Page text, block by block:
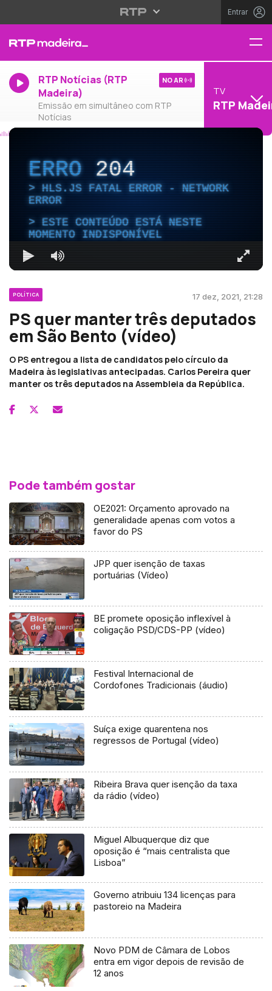
Entrar
RTP Notícias (RTP
Madeira)
Emissão em simultâneo com RTP
Notícias
NO AR
TV
RTP
ERRO204
HLS.JS FATAL ERROR - NETWORK
ERROR
ESTE CONTEÚDO ESTÁ NESTE
MOMENTO INDISPONÍVEL
POLÍTICA 17 dez, 2021, 21:28
PS quer manter três deputados
em São Bento (vídeo)
O PS entregou a lista de candidatos pelo círculo da
Madeira às legislativas antecipadas. Carlos Pereira quer
manter os três deputados na Assembleia da República.
Pode também gostar
OE2021: Orçamento aprovado na
generalidade apenas com votos a
favor do PS
JPP quer isenção de taxas
portuárias (Vídeo)
BE promete oposição inflexível à
coligação PSD/CDS-PP (vídeo)
Festival Internacional de
Cordofones Tradicionais (áudio)
Suíça exige quarentena nos
regressos de Portugal (vídeo)
Ribeira Brava quer isenção da taxa
da rádio (vídeo)
Miguel Albuquerque diz que
oposição é “mais centralista que
Lisboa”
Governo atribuiu 134 licenças para
pastoreio na Madeira
Novo PDM de Câmara de Lobos
entra em vigor depois de revisão de
12 anos